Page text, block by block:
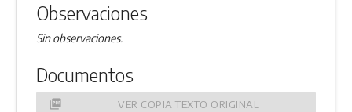
Observaciones
Sin observaciones.
Documentos
picture_as_pdf VER COPIA TEXTO ORIGINAL